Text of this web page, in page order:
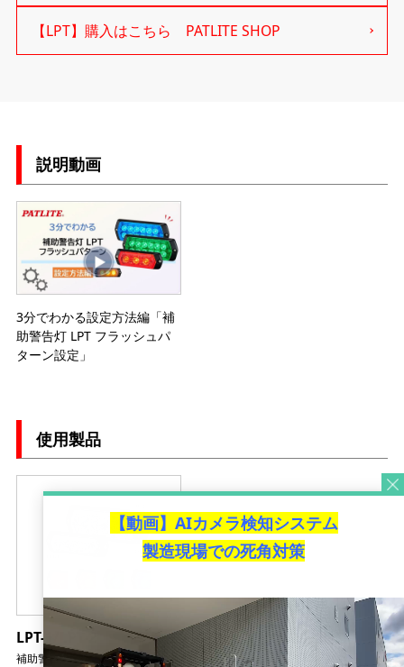
【LPT】購入はこちら PATLITE SHOP
説明動画
3分でわかる設定方法編「補
助警告灯 LPT フラッシュパ
ターン設定」
使用製品
LPT-1/LPT-2
補助警告灯
【動画】AIカメラ検知システム
製造現場での死角対策